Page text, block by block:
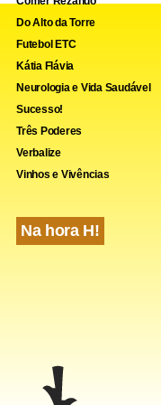
Do Alto da Torre
Futebol ETC
Kátia Flávia
Neurologia e Vida Saudável
Sucesso!
Três Poderes
Verbalize
Vinhos e Vivências
Na hora H!